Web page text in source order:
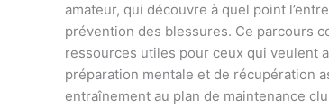
amateur, qui découvre à quel point
prévention des blessures. Ce parcours
ressources utiles pour ceux qui veulent
préparation mentale et de récupération
entraînement au plan de maintenance